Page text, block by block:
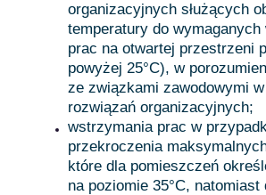
organizacyjnych służących
temperatury do
prac na otwartej przestrzeni
powyżej 25°C), w
ze związkami zawodowymi
rozwiązań organizacyjnych;
wstrzymania prac w
przekroczenia
które dla pomieszczeń
na poziomie 35°C, natomiast